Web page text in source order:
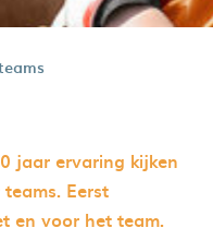
jaar ervaring kijken
Eerst
en voor het team.